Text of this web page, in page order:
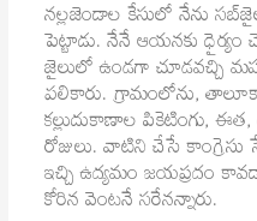
నల్లజెండాల కేసులో నేను
పెట్టాడు. నేనే ఆయనకు ధైర్యం
జైలులో ఉండగా చూడవచ్చి
పలికారు. గ్రామంలోను,
కల్లుదుకాణాల పికెటింగు,
రోజులు. వాటిని చేసే కాంగ్రెసు
ఇచ్చి ఉద్యమం జయప్రదం
కోరిన వెంటనే సరేనన్నారు.